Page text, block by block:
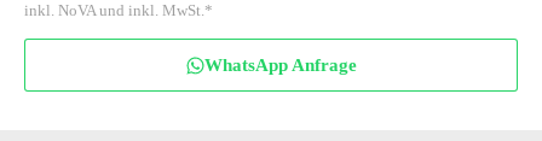
inkl. NoVA und inkl. MwSt.*
WhatsApp Anfrage